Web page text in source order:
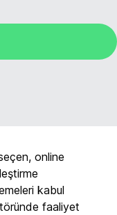
online
kabul
faaliyet